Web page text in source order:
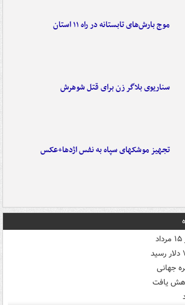
موج بارش‌های تابستانه در راه ۱۱ استان
سناریوی بلاگر زن برای قتل شوهرش
تجهیز موشکهای سپاه به نفس اژدها+عکس
جهانی